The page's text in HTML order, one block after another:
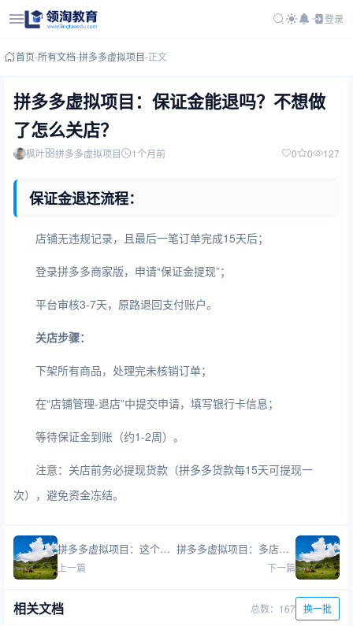
登录
首页-所有文档-拼多多虚拟项目-正文
拼多多虚拟项目：保证金能退吗？不想做
了怎么关店？
枫叶 拼多多虚拟项目 1个月前 0 0 127
保证金退还流程：
店铺无违规记录，且最后一笔订单完成15天后；
登录拼多多商家版，申请“保证金提现”；
平台审核3-7天，原路退回支付账户。
关店步骤：
下架所有商品，处理完未核销订单；
在“店铺管理-退店”中提交申请，填写银行卡信息；
等待保证金到账（约1-2周）。
注意：关店前务必提现货款（拼多多货款每15天可提现一
次），避免资金冻结。
拼多多虚拟项目：这个项目适合学生党/宝妈/上班族吗？
上一篇
拼多多虚拟项目：多店铺矩阵是什么意思？适合新手吗？
下一篇
相关文档 总数：167 换一批